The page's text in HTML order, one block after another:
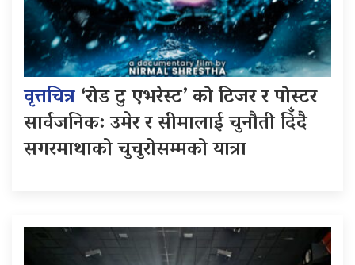
वृत्तचित्र‘रोड टु एभरेस्ट’ को टिजर र पोस्टर
सार्वजनिक: उमेर र सीमालाई चुनौती दिँदै
सगरमाथाको चुचुरोसम्मको यात्रा